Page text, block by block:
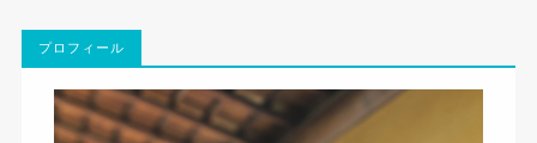
プロフィール